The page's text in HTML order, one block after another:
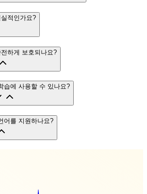
적인가요?
하게 보호되나요?
습에 사용할 수 있나요?
어를 지원하나요?